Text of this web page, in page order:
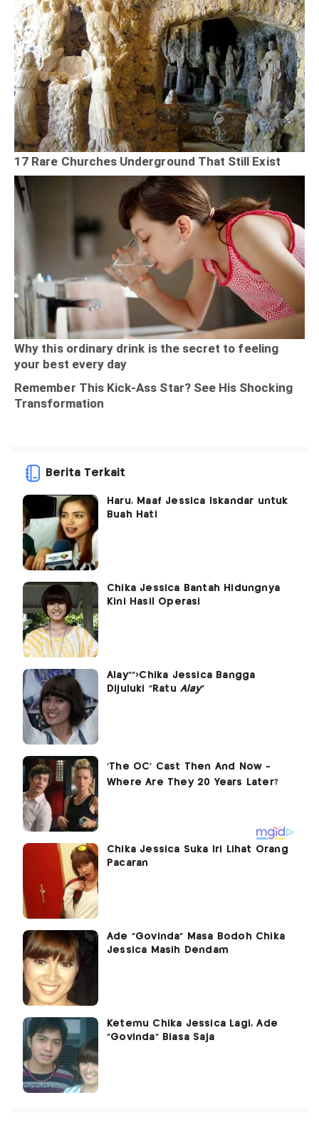
Berita Terkait
Haru, Maaf Jessica Iskandar untuk
Buah Hati
Chika Jessica Bantah Hidungnya
Kini Hasil Operasi
Alay"">Chika Jessica Bangga
Dijuluki "Ratu Alay"
Chika Jessica Suka Iri Lihat Orang
Pacaran
Ade "Govinda" Masa Bodoh Chika
Jessica Masih Dendam
Ketemu Chika Jessica Lagi, Ade
"Govinda" Biasa Saja